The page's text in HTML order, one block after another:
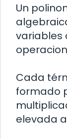
Un
variables
Cada
formado
elevada